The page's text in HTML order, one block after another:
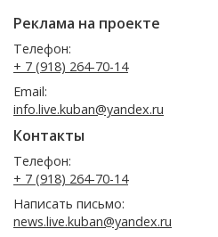
Реклама на проекте
Телефон:
+ 7 (918) 264-70-14
Email:
info.live.kuban@yandex.ru
Контакты
Телефон:
+ 7 (918) 264-70-14
Написать письмо:
news.live.kuban@yandex.ru